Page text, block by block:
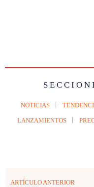
NOTICIAS
LANZAMIENTOS
ARTÍCULO ANTERIOR